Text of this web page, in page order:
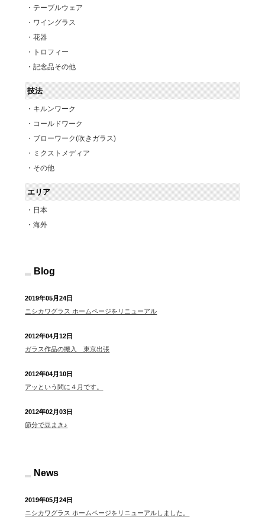
テーブルウェア
ワイングラス
花器
トロフィー
記念品その他
技法
キルンワーク
コールドワーク
ブローワーク(吹きガラス)
ミクストメディア
その他
エリア
日本
海外
Blog
2019年05月24日
ニシカワグラス ホームページをリニューアル
2012年04月12日
ガラス作品の搬入 東京出張
2012年04月10日
アッという間に４月です。
2012年02月03日
節分で豆まき♪
News
2019年05月24日
ニシカワグラス ホームページをリニューアルしました。